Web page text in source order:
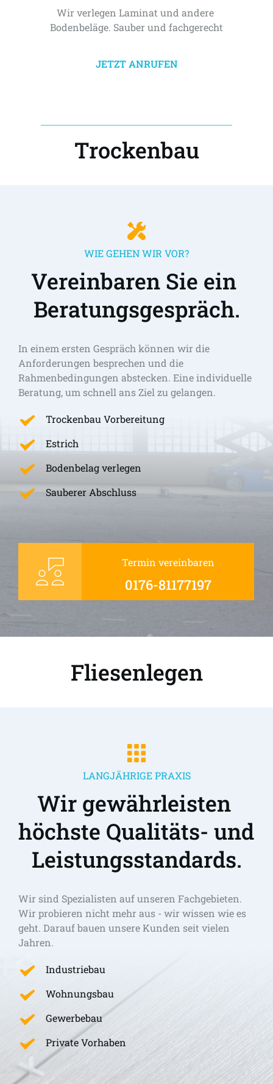
Wir verlegen Laminat und andere
Bodenbeläge. Sauber und fachgerecht
JETZT ANRUFEN
Trockenbau
WIE GEHEN WIR VOR?
Vereinbaren Sie ein
Beratungsgespräch.
In einem ersten Gespräch können wir die
Anforderungen besprechen und die
Rahmenbedingungen abstecken. Eine individuelle
Beratung, um schnell ans Ziel zu gelangen.
Trockenbau Vorbereitung
Estrich
Bodenbelag verlegen
Sauberer Abschluss
Termin vereinbaren
0176-81177197
Fliesenlegen
LANGJÄHRIGE PRAXIS
Wir gewährleisten
höchste Qualitäts- und
Leistungsstandards.
Wir sind Spezialisten auf unseren Fachgebieten.
Wir probieren nicht mehr aus - wir wissen wie es
geht. Darauf bauen unsere Kunden seit vielen
Jahren.
Industriebau
Wohnungsbau
Gewerbebau
Private Vorhaben